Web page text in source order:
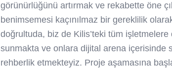
görünürlüğünü artırmak ve rekabette öne
benimsemesi kaçınılmaz bir gereklilik
doğrultuda, biz de Kilis’teki tüm
sunmakta ve onlara dijital arena içerisinde
rehberlik etmekteyiz. Proje aşamasına